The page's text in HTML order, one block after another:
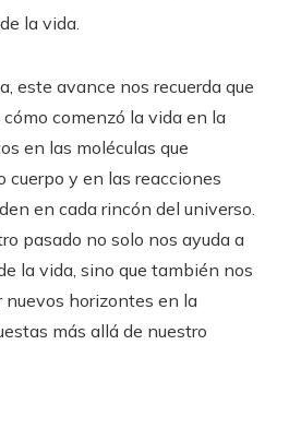
la vida.
este avance nos recuerda que
comenzó la vida en la
en las moléculas que
cuerpo y en las reacciones
en cada rincón del universo.
pasado no solo nos ayuda a
la vida, sino que también nos
nuevos horizontes en la
más allá de nuestro